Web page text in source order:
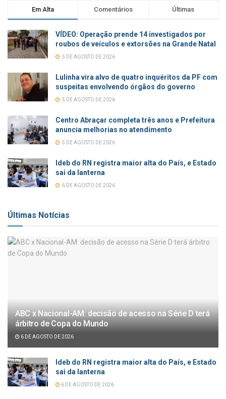
Em Alta Comentários Últimas
VÍDEO: Operação prende 14 investigados por
roubos de veículos e extorsões na Grande Natal
5 DE AGOSTO DE 2026
Lulinha vira alvo de quatro inquéritos da PF com
suspeitas envolvendo órgãos do governo
5 DE AGOSTO DE 2026
Centro Abraçar completa três anos e Prefeitura
anuncia melhorias no atendimento
5 DE AGOSTO DE 2026
Ideb do RN registra maior alta do País, e Estado
sai da lanterna
6 DE AGOSTO DE 2026
Últimas Notícias
ABC x Nacional-AM: decisão de acesso na Série D terá
árbitro de Copa do Mundo
6 DE AGOSTO DE 2026
Ideb do RN registra maior alta do País, e Estado
sai da lanterna
6 DE AGOSTO DE 2026